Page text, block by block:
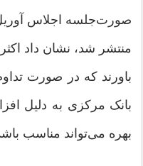
صورت‌جلسه اجلاس
منتشر شد، نشان داد
بانک مرکزی به دلیل
بهره می‌تواند مناسب